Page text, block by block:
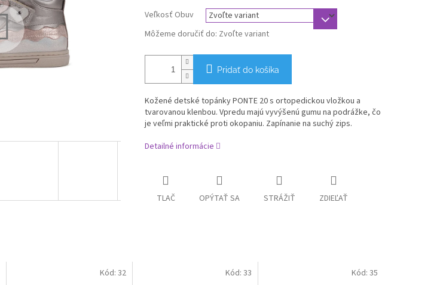
Veľkosť Obuv
Môžeme doručiť do: Zvoľte variant
Pridať do košíka
Kožené detské topánkyPONTE 20 s ortopedickou vložkou a
tvarovanou klenbou. Vpredu majú vyvýšenú gumu na podrážke, čo
je veľmi praktické proti okopaniu. Zapínanie na suchý zips.
Detailné informácie
TLAČ OPÝTAŤ SA STRÁŽIŤ ZDIEĽAŤ
Kód: 32 Kód:33 Kód: 35